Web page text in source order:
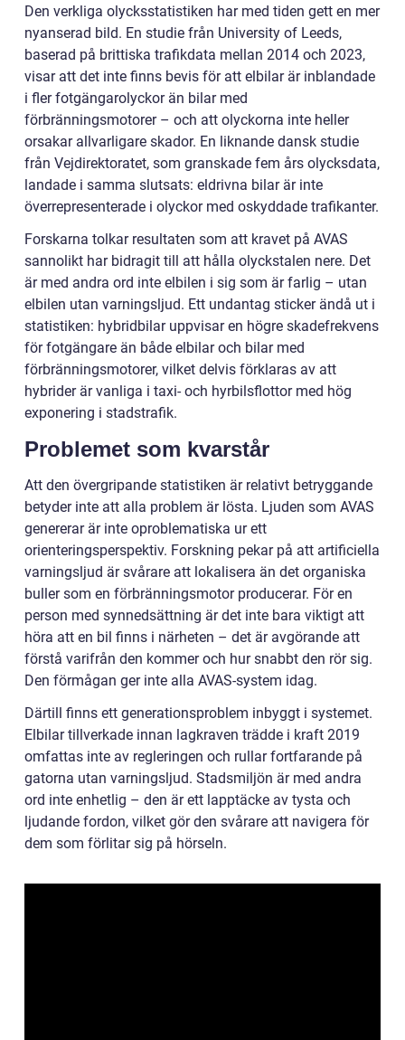
Den verkliga olycksstatistiken har med tiden gett en mer
nyanserad bild. En studie från University of Leeds,
baserad på brittiska trafikdata mellan 2014 och 2023,
visar att det inte finns bevis för att elbilar är inblandade
i fler fotgängarolyckor än bilar med
förbränningsmotorer – och att olyckorna inte heller
orsakar allvarligare skador. En liknande dansk studie
från Vejdirektoratet, som granskade fem års olycksdata,
landade i samma slutsats: eldrivna bilar är inte
överrepresenterade i olyckor med oskyddade trafikanter.
Forskarna tolkar resultaten som att kravet på AVAS
sannolikt har bidragit till att hålla olyckstalen nere. Det
är med andra ord inte elbilen i sig som är farlig – utan
elbilen utan varningsljud. Ett undantag sticker ändå ut i
statistiken: hybridbilar uppvisar en högre skadefrekvens
för fotgängare än både elbilar och bilar med
förbränningsmotorer, vilket delvis förklaras av att
hybrider är vanliga i taxi- och hyrbilsflottor med hög
exponering i stadstrafik.
Problemet som kvarstår
Att den övergripande statistiken är relativt betryggande
betyder inte att alla problem är lösta. Ljuden som AVAS
genererar är inte oproblematiska ur ett
orienteringsperspektiv. Forskning pekar på att artificiella
varningsljud är svårare att lokalisera än det organiska
buller som en förbränningsmotor producerar. För en
person med synnedsättning är det inte bara viktigt att
höra att en bil finns i närheten – det är avgörande att
förstå varifrån den kommer och hur snabbt den rör sig.
Den förmågan ger inte alla AVAS-system idag.
Därtill finns ett generationsproblem inbyggt i systemet.
Elbilar tillverkade innan lagkraven trädde i kraft 2019
omfattas inte av regleringen och rullar fortfarande på
gatorna utan varningsljud. Stadsmiljön är med andra
ord inte enhetlig – den är ett lapptäcke av tysta och
ljudande fordon, vilket gör den svårare att navigera för
dem som förlitar sig på hörseln.